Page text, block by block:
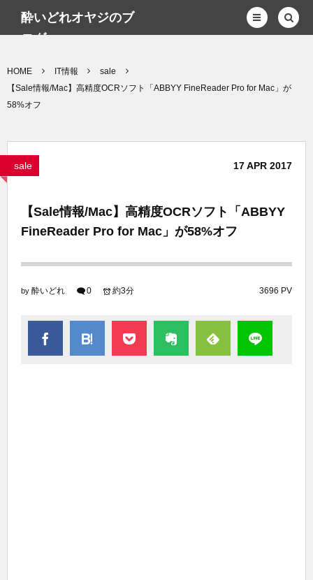
酔いどれオヤジのブ
ログwp
HOME IT情報
sale
【Sale情報/Mac】高精度OCRソフト「ABBYY FineReader Pro for Mac」が
58%オフ
sale 17APR 2017
【Sale情報/Mac】高精度OCRソフト「ABBYY
FineReader Pro for Mac」が58%オフ
by 酔いどれ 0 3696 PV
約3分